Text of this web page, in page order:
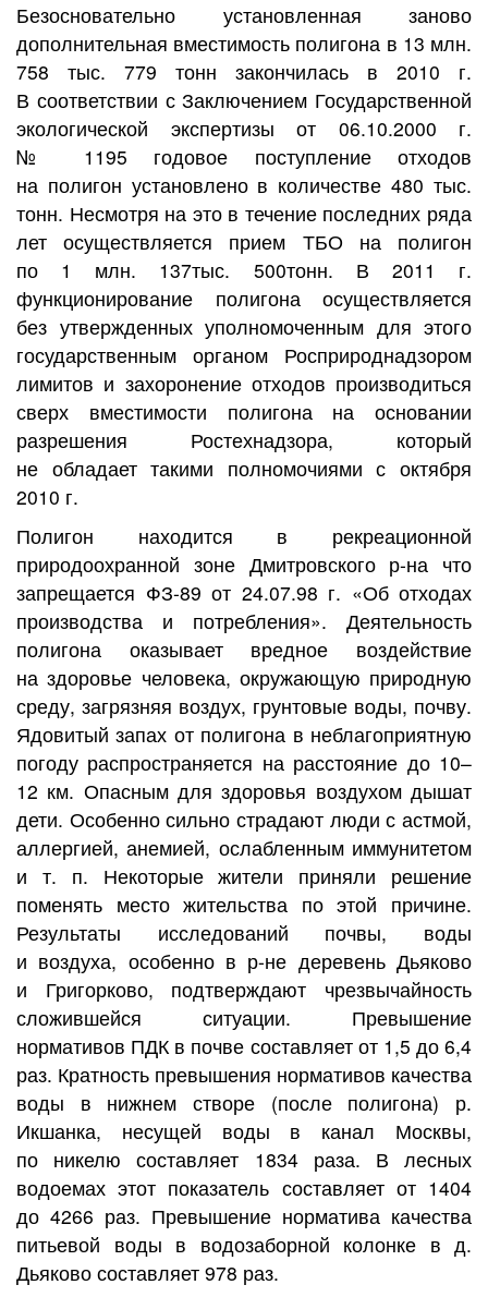
Безосновательно установленная заново
дополнительная вместимость полигона в 13 млн.
758 тыс. 779 тонн закончилась в 2010 г.
В соответствии с Заключением Государственной
экологической экспертизы от 06.10.2000 г.
№ 1195 годовое поступление отходов
на полигон установлено в количестве 480 тыс.
тонн. Несмотря на это в течение последних ряда
лет осуществляется прием ТБО на полигон
по 1 млн. 137тыс. 500тонн. В 2011 г.
функционирование полигона осуществляется
без утвержденных уполномоченным для этого
государственным органом Росприроднадзором
лимитов и захоронение отходов производиться
сверх вместимости полигона на основании
разрешения Ростехнадзора, который
не обладает такими полномочиями с октября
2010 г.
Полигон находится в рекреационной
природоохранной зоне Дмитровского р-на что
запрещается ФЗ-89 от 24.07.98 г. «Об отходах
производства и потребления». Деятельность
полигона оказывает вредное воздействие
на здоровье человека, окружающую природную
среду, загрязняя воздух, грунтовые воды, почву.
Ядовитый запах от полигона в неблагоприятную
погоду распространяется на расстояние до 10–
12 км. Опасным для здоровья воздухом дышат
дети. Особенно сильно страдают люди с астмой,
аллергией, анемией, ослабленным иммунитетом
и т. п. Некоторые жители приняли решение
поменять место жительства по этой причине.
Результаты исследований почвы, воды
и воздуха, особенно в р-не деревень Дьяково
и Григорково, подтверждают чрезвычайность
сложившейся ситуации. Превышение
нормативов ПДК в почве составляет от 1,5 до 6,4
раз. Кратность превышения нормативов качества
воды в нижнем створе (после полигона) р.
Икшанка, несущей воды в канал Москвы,
по никелю составляет 1834 раза. В лесных
водоемах этот показатель составляет от 1404
до 4266 раз. Превышение норматива качества
питьевой воды в водозаборной колонке в д.
Дьяково составляет 978 раз.